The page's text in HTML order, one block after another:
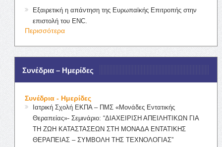
Εξαιρετική η απάντηση της Ευρωπαϊκής Επιτροπής στην
επιστολή του ENC.
Περισσότερα
Συνέδρια – Ημερίδες
Συνέδρια - Ημερίδες
Ιατρική Σχολή ΕΚΠΑ – ΠΜΣ «Μονάδες Εντατικής
Θεραπείας»- Σεμινάριο: “ΔΙΑΧΕΙΡΙΣΗ ΑΠΕΙΛΗΤΙΚΩΝ ΓΙΑ
ΤΗ ΖΩΗ ΚΑΤΑΣΤΑΣΕΩΝ ΣΤΗ ΜΟΝΑΔΑ ΕΝΤΑΤΙΚΗΣ
ΘΕΡΑΠΕΙΑΣ – ΣΥΜΒΟΛΗ ΤΗΣ ΤΕΧΝΟΛΟΓΙΑΣ”